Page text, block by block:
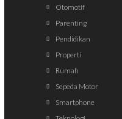
Otomotif
Parenting
Pendidikan
Properti
Rumah
Sepeda Motor
Smartphone